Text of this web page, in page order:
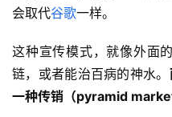
会取代谷歌一样。
这种宣传模式，就像外面
链，或者能治百病的神水。
一种传销（pyramid